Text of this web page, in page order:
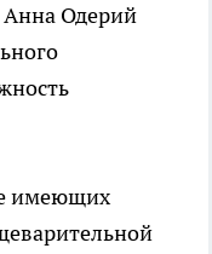
Анна Одерий
имеющих